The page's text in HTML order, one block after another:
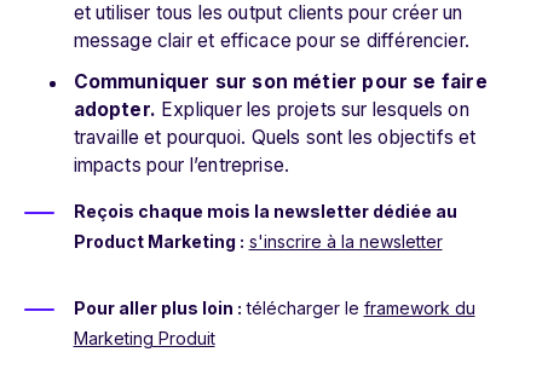
et utiliser tous les output clients pour créer un
message clair et efficace pour se différencier.
Communiquer sur son métier pour se faire
adopter. Expliquer les projets sur lesquels on
travaille et pourquoi. Quels sont les objectifs et
impacts pour l’entreprise.
Reçois chaque mois la newsletter dédiée au
Product Marketing : s'inscrire à la newsletter
Pour aller plus loin : télécharger le framework du
Marketing Produit